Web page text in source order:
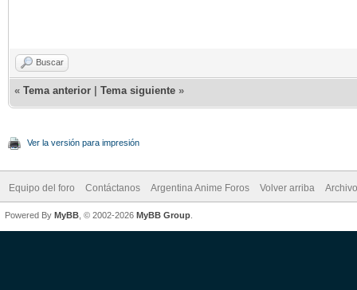
Buscar
« Tema anterior Tema siguiente »
Ver la versión para impresión
Equipo del foro Contáctanos Argentina Anime Foros Volver arriba
Powered By MyBB , © 2002-2026 MyBB Group